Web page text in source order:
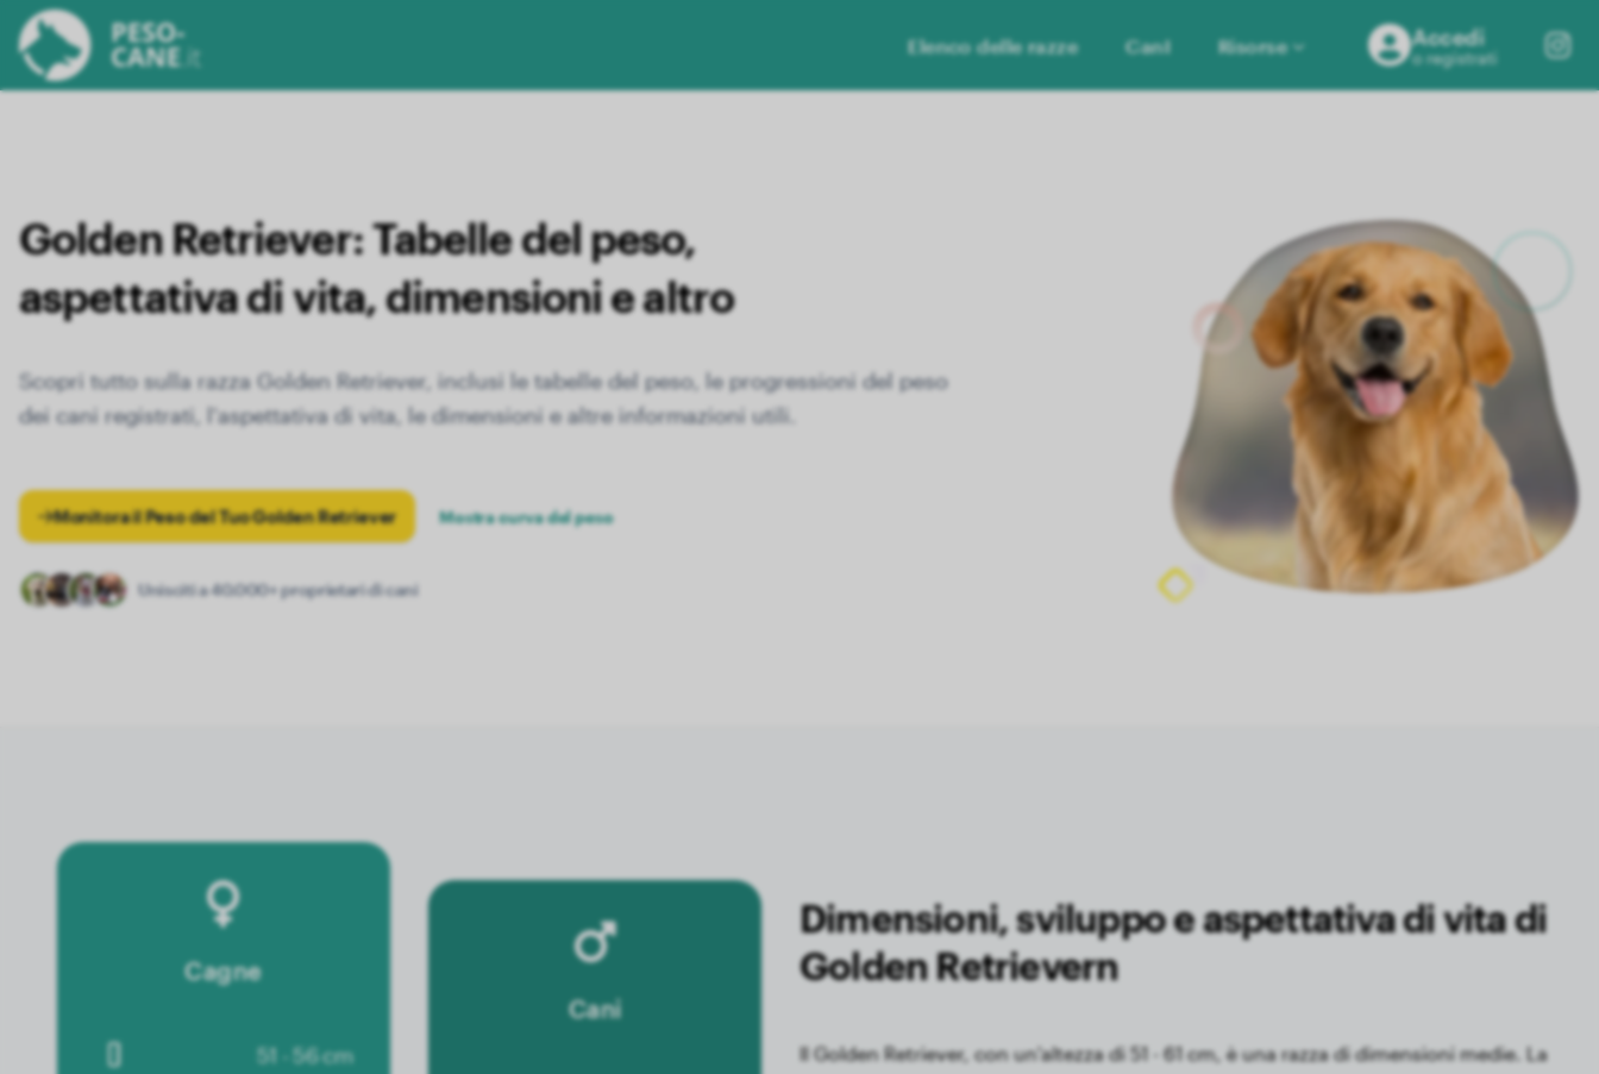
Elenco delle razze CanI Risorse Accedi
o registrati
Golden Retriever:Tabelle del peso,
aspettativa di vita, dimensioni e altro
Scopri tutto sulla razza Golden Retriever, inclusi le tabelle del peso, le progressioni del peso
dei cani registrati, l'aspettativa di vita, le dimensioni e altre informazioni utili.
Monitora il Peso del Tuo Golden Retriever Mostra curva del peso
Unisciti a 40.000+ proprietari di cani
Cagne
51 - 56 cm
Cani
Dimensioni, sviluppo e aspettativa di vita di
Golden Retrievern
Il Golden Retriever, con un'altezza di 51 - 61 cm, è una razza di dimensioni medie. La